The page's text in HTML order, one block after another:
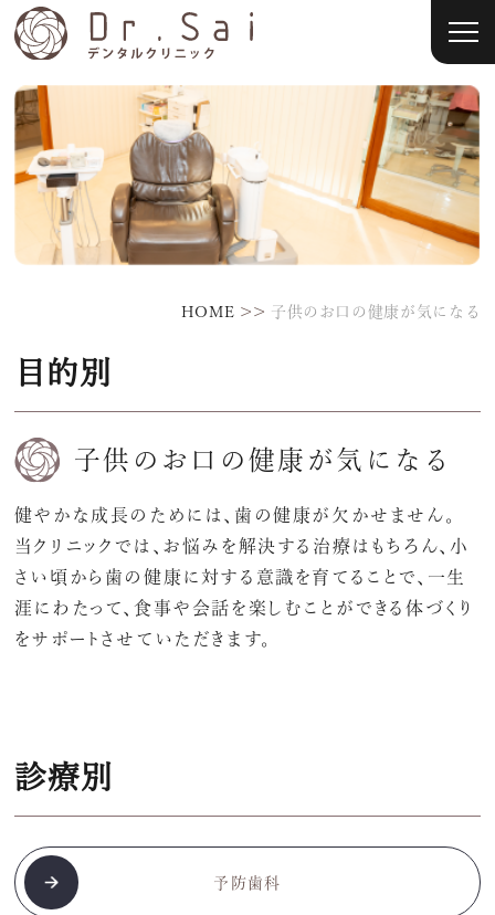
HOME >> 子供のお口の健康が気になる
目的別
子供のお口の健康が気になる
健やかな成長のためには、歯の健康が欠かせません。
当クリニックでは、お悩みを解決する治療はもちろん、小
さい頃から歯の健康に対する意識を育てることで、一生
涯にわたって、 食事や会話を楽しむことができる体づくり
をサポートさせていただきます。
診療別
予防歯科